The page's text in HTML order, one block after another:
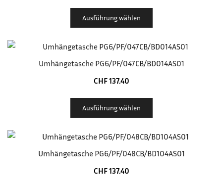
Ausführung wählen
Umhängetasche PG6/PF/047CB/BD014AS01
CHF137.40
Ausführung wählen
Umhängetasche PG6/PF/048CB/BD104AS01
CHF137.40